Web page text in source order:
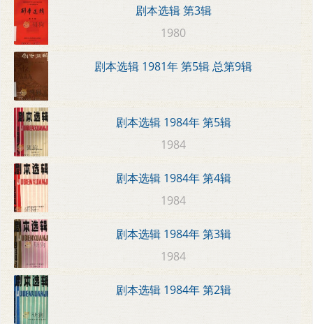
剧本选辑 第3辑
1980
剧本选辑 1981年 第5辑 总第9辑
剧本选辑 1984年 第5辑
1984
剧本选辑 1984年 第4辑
1984
剧本选辑 1984年 第3辑
1984
剧本选辑 1984年 第2辑